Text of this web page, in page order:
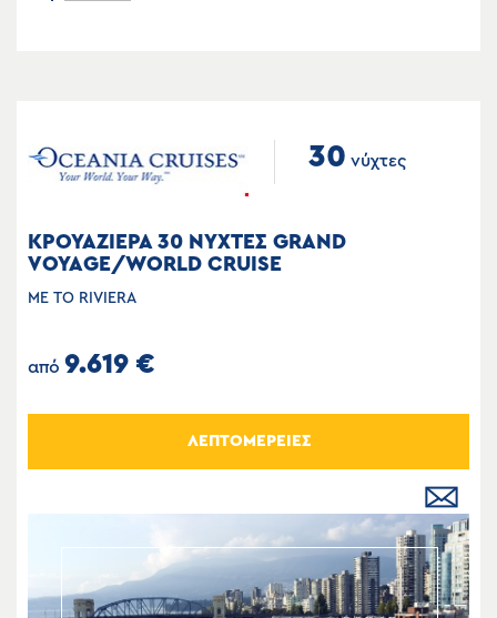
30 νύχτες
ΚΡΟΥΑΖΙΕΡΑ 30 ΝΥΧΤΕΣ GRAND
VOYAGE/WORLD CRUISE
ΜΕ ΤΟ RIVIERA
από 9.619 €
ΛΕΠΤΟΜΕΡΕΙΕΣ